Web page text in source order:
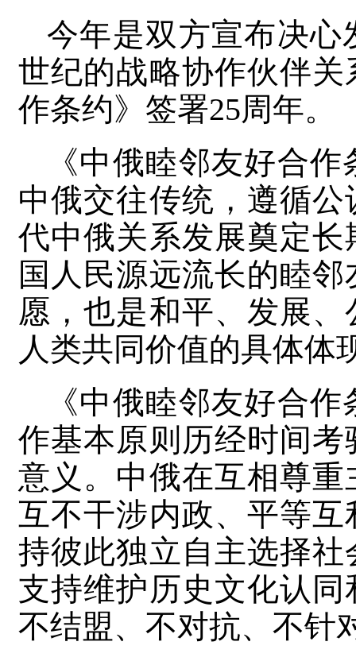
今年是双方宣布决
世纪的战略协作伙伴
作条约》签署25周年。
《中俄睦邻友好合
中俄交往传统，遵循
代中俄关系发展奠定
国人民源远流长的睦
愿，也是和平、发展
人类共同价值的具体体
《中俄睦邻友好合
作基本原则历经时间
意义。中俄在互相尊
互不干涉内政、平等
持彼此独立自主选择
支持维护历史文化认
不结盟、不对抗、不针